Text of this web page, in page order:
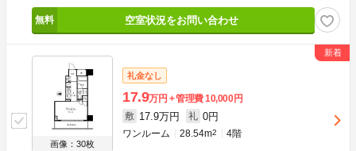
空室状況をお問い合わせ
画像：30枚
礼金なし
17.9万円 管理費10,000円
敷 17.9万円 礼 0円
ワンルーム 28.54m2 4階